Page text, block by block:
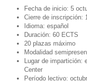
Fecha de inicio: 5
Cierre de inscripción:
Idioma: español
Duración: 60 ECTS
20 plazas máximo
Modalidad
Lugar de
Center
Período lectivo: